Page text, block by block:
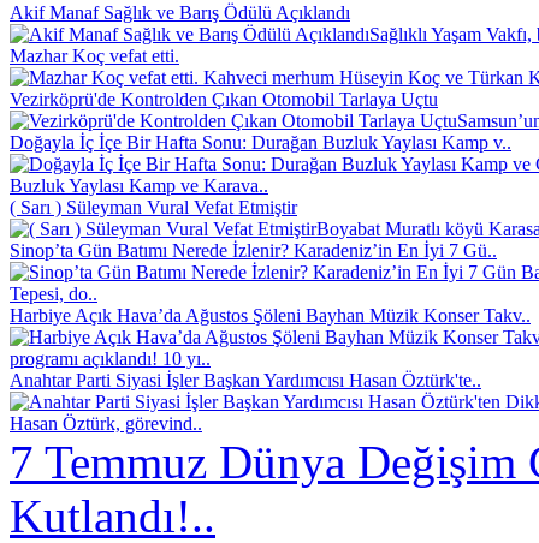
Akif Manaf Sağlık ve Barış Ödülü Açıklandı
Sağlıklı Yaşam
Mazhar Koç vefat etti.
Kahveci merhum Hüseyin Koç ve Türkan
Vezirköprü'de Kontrolden Çıkan Otomobil Tarlaya Uçtu
Doğayla İç İçe Bir Hafta Sonu: Durağan Buzluk Yaylası Kamp v..
Buzluk Yaylası Kamp ve Karava..
( Sarı ) Süleyman Vural Vefat Etmiştir
Boyabat Muratlı köyü
Sinop’ta Gün Batımı Nerede İzlenir? Karadeniz’in En İyi 7 Gü..
Tepesi, do..
Harbiye Açık Hava’da Ağustos Şöleni Bayhan Müzik Konser Takv..
programı açıklandı! 10 yı..
Anahtar Parti Siyasi İşler Başkan Yardımcısı Hasan Öztürk'te..
Hasan Öztürk, görevind..
7 Temmuz Dünya Değişim
Kutlandı!..